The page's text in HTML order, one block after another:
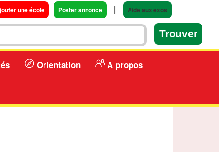
une école Poster annonce | Aide aux exos
Orientation A propos